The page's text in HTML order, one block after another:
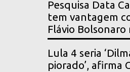
Pesquisa Data
tem vantagem
Flávio Bolsonaro
Lula 4 seria
piorado’, afirma